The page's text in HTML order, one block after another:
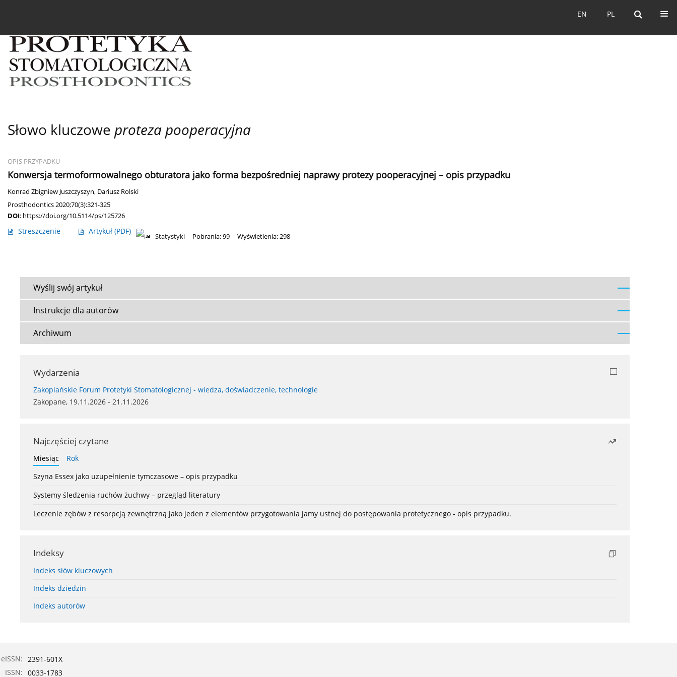
PL
EN PL
EN
Słowo kluczowe proteza pooperacyjna
OPIS PRZYPADKU
Konwersja termoformowalnego obturatora jako forma bezpośredniej naprawy protezy pooperacyjnej – opis przypadku
Konrad Zbigniew Juszczyszyn, Dariusz Rolski
Prosthodontics 2020;70(3):321-325
DOI: https://doi.org/10.5114/ps/125726
Streszczenie Artykuł (PDF)
Statystyki Pobrania: 99 Wyświetlenia: 298
Wyślij swój artykuł
Instrukcje dla autorów
Archiwum
Wydarzenia
Zakopiańskie Forum Protetyki Stomatologicznej - wiedza, doświadczenie, technologie
Zakopane, 19.11.2026 - 21.11.2026
Najczęściej czytane
Miesiąc
Rok
Szyna Essex jako uzupełnienie tymczasowe – opis przypadku
Systemy śledzenia ruchów żuchwy – przegląd literatury
Leczenie zębów z resorpcją zewnętrzną jako jeden z elementów przygotowania jamy ustnej do postępowania protetycznego - opis przypadku.
Indeksy
Indeks słów kluczowych
Indeks dziedzin
Indeks autorów
eISSN: 2391-601X
ISSN: 0033-1783